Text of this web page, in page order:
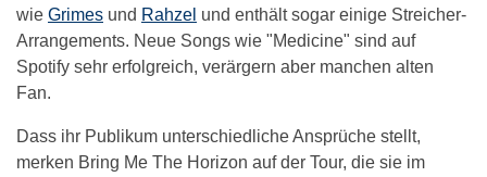
wie Grimes und Rahzel und enthält sogar einige Streicher-
Arrangements. Neue Songs wie "Medicine" sind auf
Spotify sehr erfolgreich, verärgern aber manchen alten
Fan.
Dass ihr Publikum unterschiedliche Ansprüche stellt,
merken Bring Me The Horizon auf der Tour, die sie im